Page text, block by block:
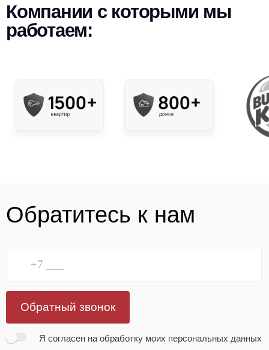
Компании с которыми мы
работаем:
Обратитесь к нам
Обратный звонок
Я согласен на обработку моих персональных данных